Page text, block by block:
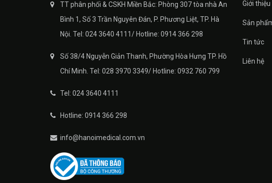
TT phân phối & CSKH Miền Bắc: Phòng 307 tòa nhà An
Bình 1, Số 3 Trần Nguyên Đán, P. Phương Liệt, TP. Hà
Nội. Tel: 024 3640 4111/ Hotline: 0914 366 298
Số 38/4 Nguyễn Giản Thanh, Phường Hòa Hưng TP. Hồ
Chí Minh. Tel: 028 3970 3349/ Hotline: 0932 760 799
Tel: 024 3640 4111
Hotline: 0914 366 298
info@hanoimedical.com.vn
Giới thiệu
Sản
Tin tức
Liên hệ